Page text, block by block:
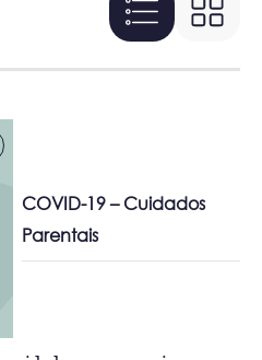
COVID-19 – Cuidados
Parentais